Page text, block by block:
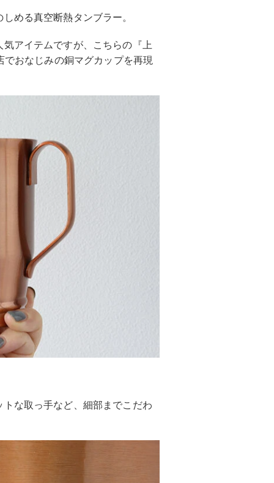
める真空断熱タンブラー。
アイテムですが、こちらの『上
おなじみの銅マグカップを再現
な取っ手など、細部までこだわ